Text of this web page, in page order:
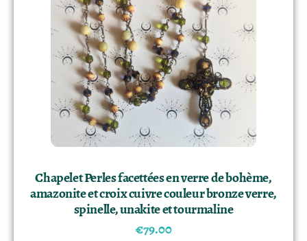
Chapelet Perles facettées en verre de bohème,
amazonite et croix cuivre couleur bronze verre,
spinelle, unakite et tourmaline
€79.00